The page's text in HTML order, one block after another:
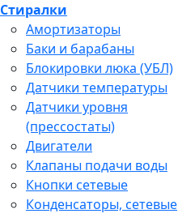
Стиралки
Амортизаторы
Баки и барабаны
Блокировки люка (УБЛ)
Датчики температуры
Датчики уровня
(прессостаты)
Двигатели
Клапаны подачи воды
Кнопки сетевые
Конденсаторы, сетевые